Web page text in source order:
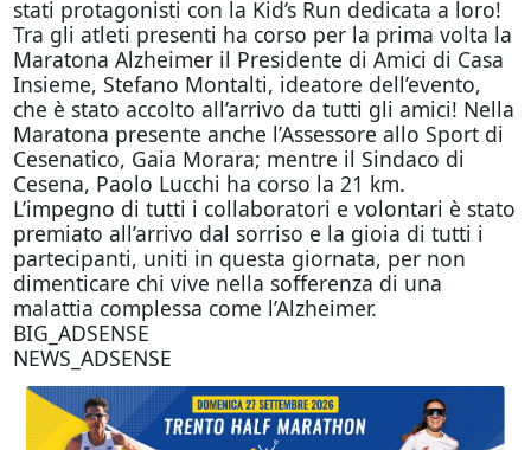
stati protagonisti con la Kid’s Run dedicata a loro!
Tra gli atleti presenti ha corso per la prima volta la
Maratona Alzheimer il Presidente di Amici di Casa
Insieme, Stefano Montalti, ideatore dell’evento,
che è stato accolto all’arrivo da tutti gli amici! Nella
Maratona presente anche l’Assessore allo Sport di
Cesenatico, Gaia Morara; mentre il Sindaco di
Cesena, Paolo Lucchi ha corso la 21 km.
L’impegno di tutti i collaboratori e volontari è stato
premiato all’arrivo dal sorriso e la gioia di tutti i
partecipanti, uniti in questa giornata, per non
dimenticare chi vive nella sofferenza di una
malattia complessa come l’Alzheimer.
BIG_ADSENSE
NEWS_ADSENSE